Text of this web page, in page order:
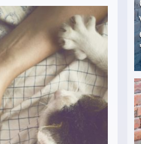
(58) verzweifelt: Unbekannte